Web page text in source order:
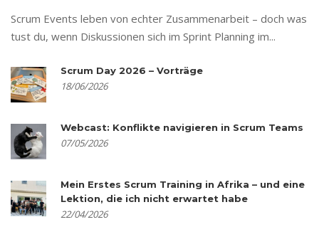
Scrum Events leben von echter Zusammenarbeit – doch was
tust du, wenn Diskussionen sich im Sprint Planning im...
Scrum Day 2026 – Vorträge
18/06/2026
Webcast: Konflikte navigieren in Scrum Teams
07/05/2026
Mein Erstes Scrum Training in Afrika – und eine
Lektion, die ich nicht erwartet habe
22/04/2026